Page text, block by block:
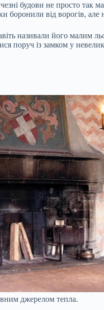
будови не просто так
від ворогів, але
називали його малим
поруч із замком у
джерелом тепла.